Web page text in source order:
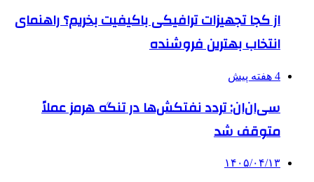
از کجا تجهیزات ترافیکی باکیفیت بخریم؟ راهنمای
انتخاب بهترین فروشنده
4 هفته پیش
سی‌ان‌ان: تردد نفتکش‌ها در تنگه هرمز عملاً
متوقف شد
۱۴۰۵/۰۴/۱۳